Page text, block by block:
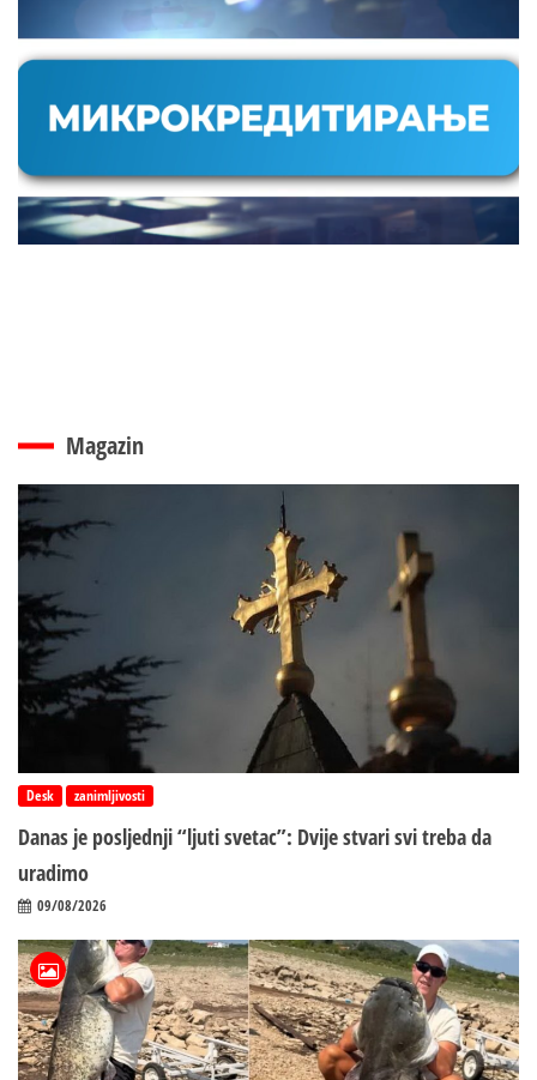
Magazin
Desk zanimljivosti
Danas je posljednji “ljuti svetac”: Dvije stvari svi treba da
uradimo
09/08/2026